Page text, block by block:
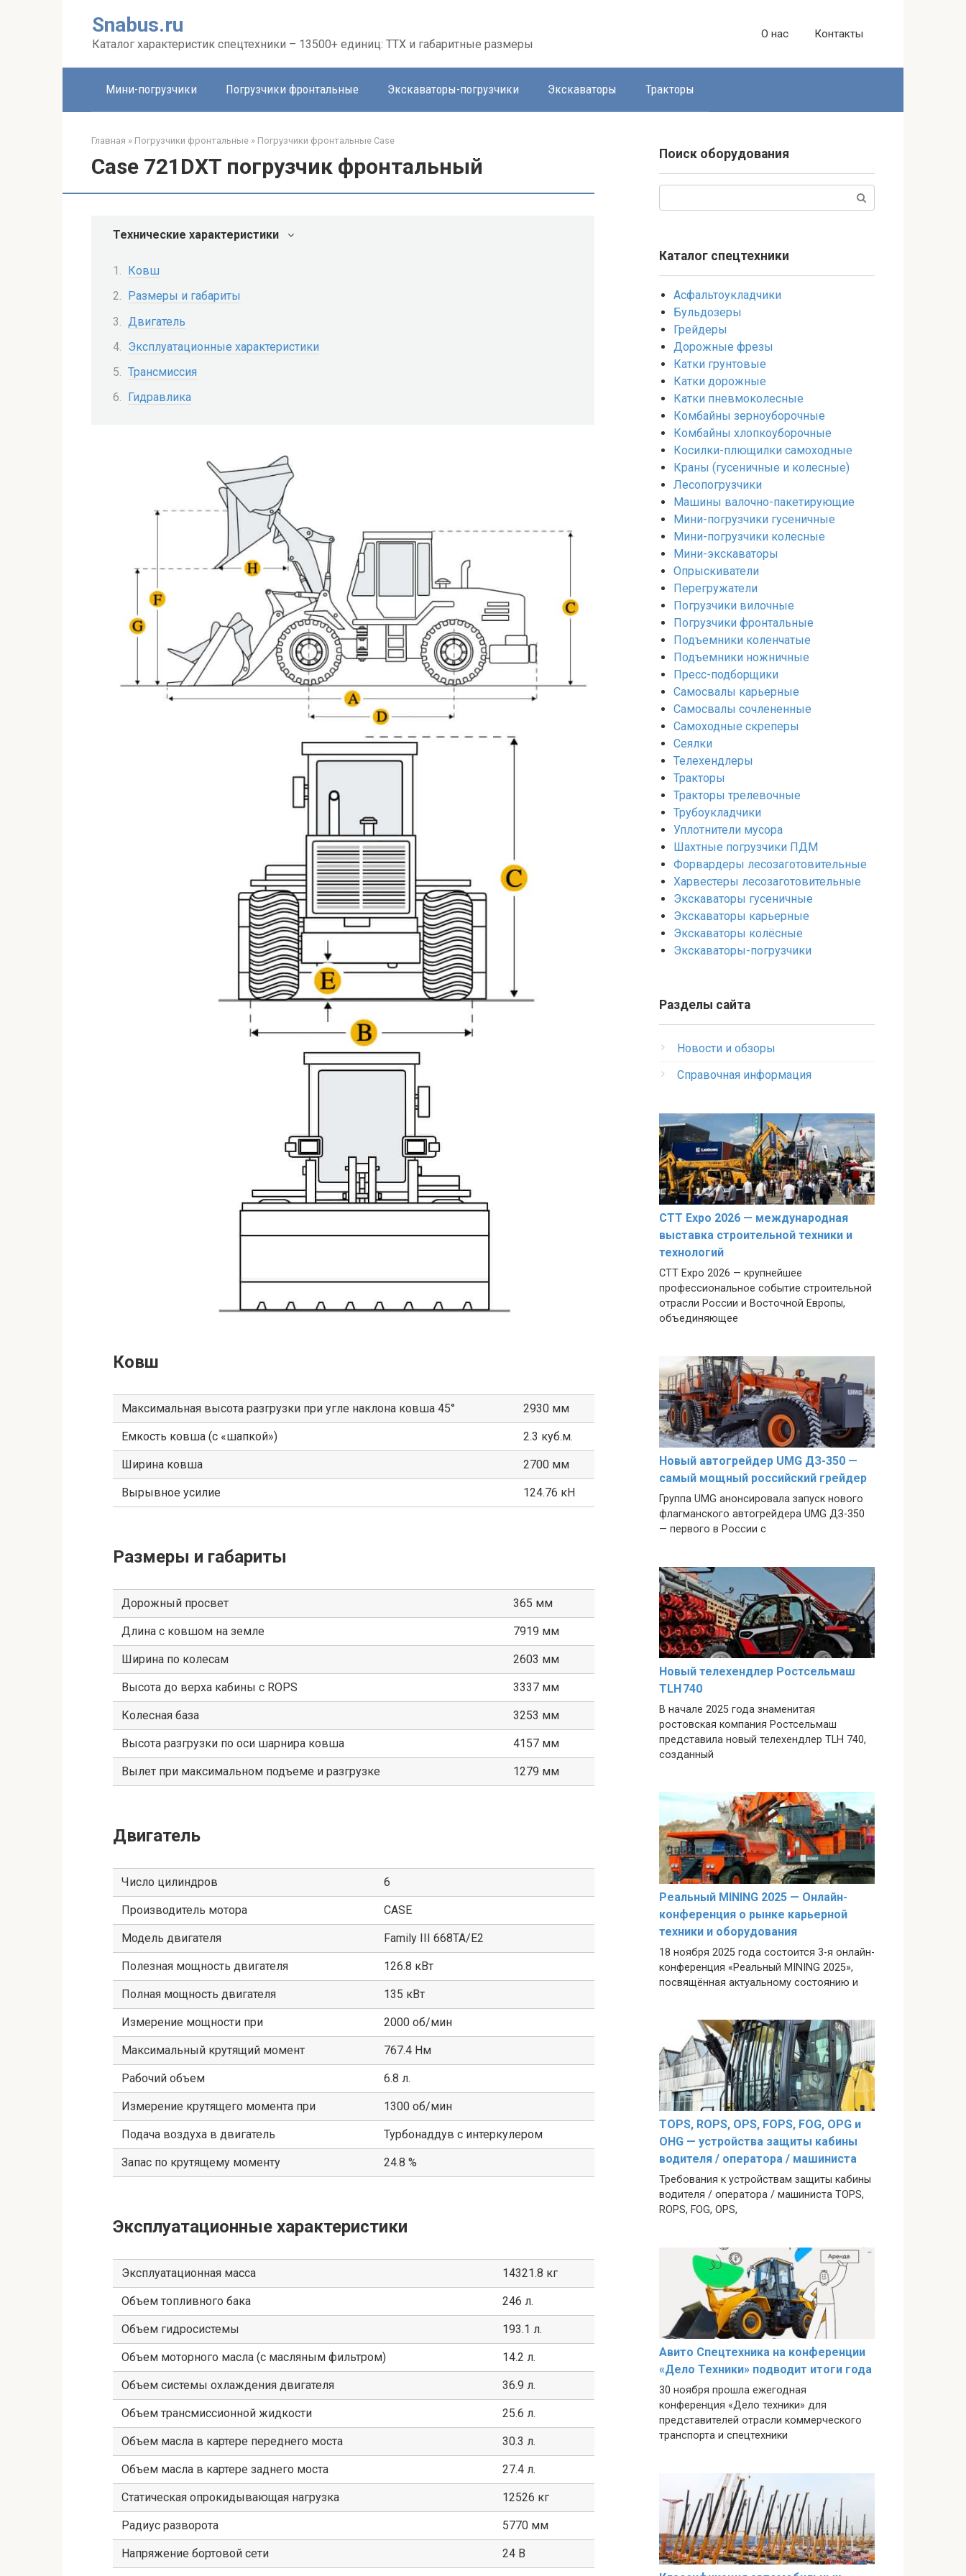
Snabus.ru
Каталог характеристик спецтехники – 13500+ единиц: ТТХ и габаритные размеры
О нас Контакты
Мини-погрузчики Погрузчики фронтальные Экскаваторы-погрузчики Экскаваторы Тракторы
Главная » Погрузчики фронтальные » Погрузчики фронтальные Case
Case 721DXT погрузчик фронтальный
Технические характеристики
Ковш
Размеры и габариты
Двигатель
Эксплуатационные характеристики
Трансмиссия
Гидравлика
Ковш
Максимальная высота разгрузки при угле наклона ковша 45° 2930 мм
Емкость ковша (с «шапкой») 2.3 куб.м.
Ширина ковша 2700 мм
Вырывное усилие 124.76 кН
Размеры и габариты
Дорожный просвет 365 мм
Длина с ковшом на земле 7919 мм
Ширина по колесам 2603 мм
Высота до верха кабины с ROPS 3337 мм
Колесная база 3253 мм
Высота разгрузки по оси шарнира ковша 4157 мм
Вылет при максимальном подъеме и разгрузке 1279 мм
Двигатель
Число цилиндров 6
Производитель мотора CASE
Модель двигателя Family III 668TA/E2
Полезная мощность двигателя 126.8 кВт
Полная мощность двигателя 135 кВт
Измерение мощности при 2000 об/мин
Максимальный крутящий момент 767.4 Нм
Рабочий объем 6.8 л.
Измерение крутящего момента при 1300 об/мин
Подача воздуха в двигатель Турбонаддув с интеркулером
Запас по крутящему моменту 24.8 %
Эксплуатационные характеристики
Эксплуатационная масса 14321.8 кг
Объем топливного бака 246 л.
Объем гидросистемы 193.1 л.
Объем моторного масла (с масляным фильтром) 14.2 л.
Объем системы охлаждения двигателя 36.9 л.
Объем трансмиссионной жидкости 25.6 л.
Объем масла в картере переднего моста 30.3 л.
Объем масла в картере заднего моста 27.4 л.
Статическая опрокидывающая нагрузка 12526 кг
Радиус разворота 5770 мм
Напряжение бортовой сети 24 В
Поиск оборудования
Каталог спецтехники
Асфальтоукладчики
Бульдозеры
Грейдеры
Дорожные фрезы
Катки грунтовые
Катки дорожные
Катки пневмоколесные
Комбайны зерноуборочные
Комбайны хлопкоуборочные
Косилки-плющилки самоходные
Краны (гусеничные и колесные)
Лесопогрузчики
Машины валочно-пакетирующие
Мини-погрузчики гусеничные
Мини-погрузчики колесные
Мини-экскаваторы
Опрыскиватели
Перегружатели
Погрузчики вилочные
Погрузчики фронтальные
Подъемники коленчатые
Подъемники ножничные
Пресс-подборщики
Самосвалы карьерные
Самосвалы сочлененные
Самоходные скреперы
Сеялки
Телехендлеры
Тракторы
Тракторы трелевочные
Трубоукладчики
Уплотнители мусора
Шахтные погрузчики ПДМ
Форвардеры лесозаготовительные
Харвестеры лесозаготовительные
Экскаваторы гусеничные
Экскаваторы карьерные
Экскаваторы колёсные
Экскаваторы-погрузчики
Разделы сайта
Новости и обзоры
Справочная информация
CTT Expo 2026 — международная
выставка строительной техники и
технологий
CTT Expo 2026 — крупнейшее
профессиональное событие строительной
отрасли России и Восточной Европы,
объединяющее
Новый автогрейдер UMG ДЗ-350 —
самый мощный российский грейдер
Группа UMG анонсировала запуск нового
флагманского автогрейдера UMG ДЗ-350
— первого в России с
Новый телехендлер Ростсельмаш
TLH 740
В начале 2025 года знаменитая
ростовская компания Ростсельмаш
представила новый телехендлер TLH 740,
созданный
Реальный MINING 2025 — Онлайн-
конференция о рынке карьерной
техники и оборудования
18 ноября 2025 года состоится 3-я онлайн-
конференция «Реальный MINING 2025»,
посвящённая актуальному состоянию и
TOPS, ROPS, OPS, FOPS, FOG, OPG и
OHG — устройства защиты кабины
водителя / оператора / машиниста
Требования к устройствам защиты кабины
водителя / оператора / машиниста TOPS,
ROPS, FOG, OPS,
Авито Спецтехника на конференции
«Дело Техники» подводит итоги года
30 ноября прошла ежегодная
конференция «Дело техники» для
представителей отрасли коммерческого
транспорта и спецтехники